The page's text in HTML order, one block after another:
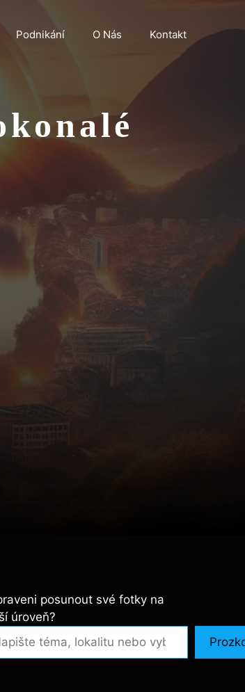
Podnikání O Nás Kontakt
posunout své fotky na
úroveň?